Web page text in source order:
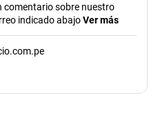
comentario sobre nuestro
indicado abajoVer más